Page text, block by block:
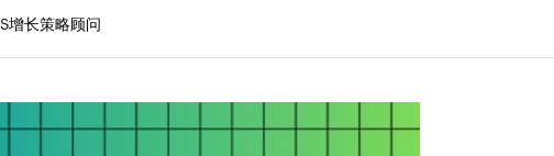
增长策略顾问